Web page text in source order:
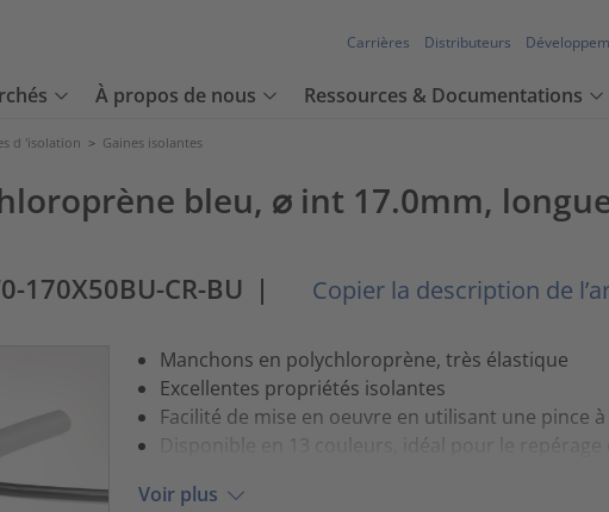
Carrières Distributeurs
À propos de nous Ressources & Documentations
d 'isolation > Gaines isolantes
bleu, ⌀ int 17.0mm,
170X50BU-CR-BU | Copier la description de
Manchons en polychloroprène, très élastique
Excellentes propriétés isolantes
Facilité de mise en oeuvre en utilisant une pince
Disponible en 13 couleurs, idéal pour le repérage
Voir plus